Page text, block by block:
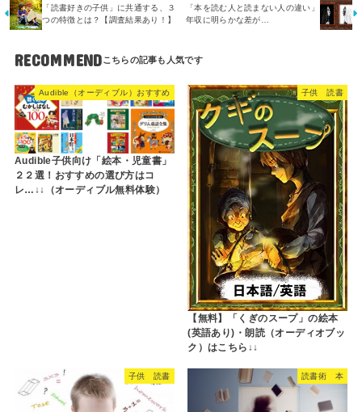
「読書好きの子供」に共通する、３
つの特徴とは？【調査結果あり！】
「本を読む人と読まない人の違い」
年収に明らかな差が…
RECOMMEND
Audible（オーディブル）おすすめ
Audible子供向け「絵本・児童書」
２２選！おすすめの選び方はコ
レ…↓↓（オーディブル無料体験）
子供 読書
【無料】「くぎのスープ」の絵本
(英語あり)・朗読（オーディオブッ
ク）はこちら↓↓
子供 読書 読書術 本